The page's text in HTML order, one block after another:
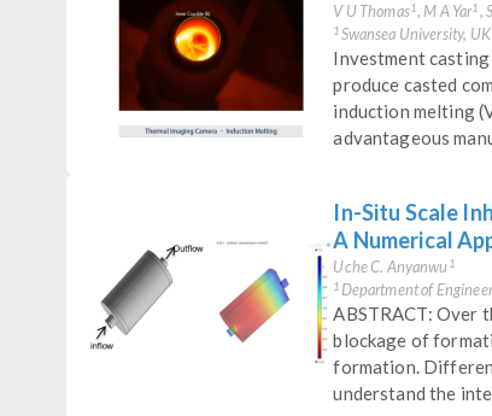
V U Thomas1, M A Yar1 ,
1 Swansea University, UK
Investment
produce casted
induction melting
advantageous
In-Situ Scale
A Numerical
Uche C. Anyanwu 1
1 Department of
ABSTRACT: Over
blockage of
formation.
understand the